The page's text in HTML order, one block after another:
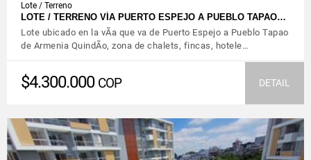
Lote / Terreno
LOTE / TERRENO VÍA PUERTO ESPEJO A PUEBLO TAPAO…
Lote ubicado en la vÃ­a que va de Puerto Espejo a Pueblo Tapao
de Armenia QuindÃ­o, zona de chalets, fincas, hotele…
$4.300.000 COP DETAIL